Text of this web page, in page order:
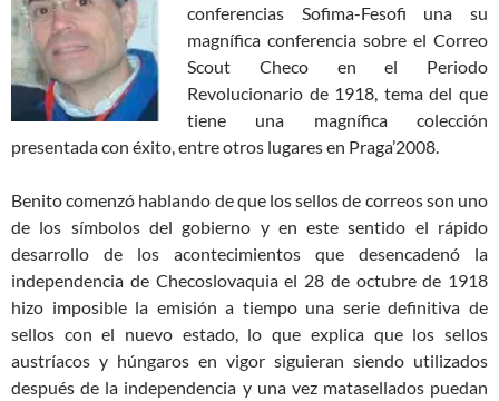
conferencias Sofima-Fesofi una su
magnífica conferencia sobre el Correo
Scout Checo en el Periodo
Revolucionario de 1918, tema del que
tiene una magnífica colección
presentada con éxito, entre otros lugares en Praga’2008.
Benito comenzó hablando de que los sellos de correos son uno
de los símbolos del gobierno y en este sentido el rápido
desarrollo de los acontecimientos que desencadenó la
independencia de Checoslovaquia el 28 de octubre de 1918
hizo imposible la emisión a tiempo una serie definitiva de
sellos con el nuevo estado, lo que explica que los sellos
austríacos y húngaros en vigor siguieran siendo utilizados
después de la independencia y una vez matasellados puedan